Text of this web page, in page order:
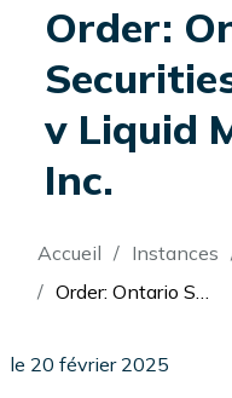
Order:
v Liquid
Inc.
Fil
d'Ariane
Accueil Instances
Order: Ontario Securities Commission v Liquid Marketplace Inc.
le 20 février 2025